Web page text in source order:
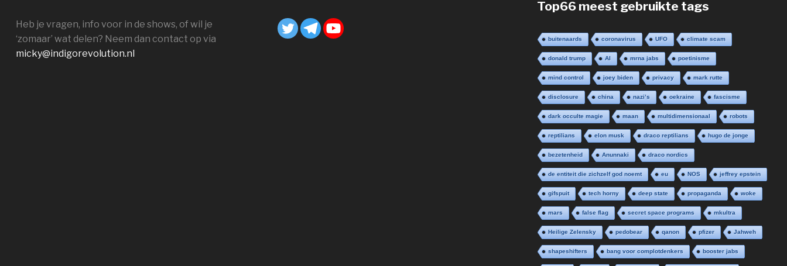
Heb je vragen, info voor in de shows, of wil je
‘zomaar’ wat delen? Neem dan contact op via
micky@indigorevolution.nl
Top66 meest gebruikte tags
buitenaards coronavirus UFO climate scam
donald trump AI mrna jabs poetinisme
mind control joey biden privacy mark rutte
disclosure china nazi’s oekraine fascisme
dark occulte magie maan multidimensionaal robots
reptilians elon musk draco reptilians hugo de jonge
bezetenheid Anunnaki draco nordics
de entiteit die zichzelf god noemt eu NOS jeffrey epstein
gifspuit tech horny deep state propaganda woke
mars false flag secret space programs mkultra
Heilige Zelensky pedobear qanon pfizer Jahweh
shapeshifters bang voor complotdenkers booster jabs